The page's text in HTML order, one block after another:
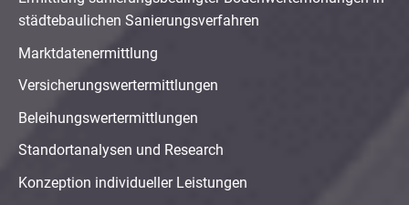
städtebaulichen Sanierungsverfahren
Marktdatenermittlung
Versicherungswertermittlungen
Beleihungswertermittlungen
Standortanalysen und Research
Konzeption individueller Leistungen